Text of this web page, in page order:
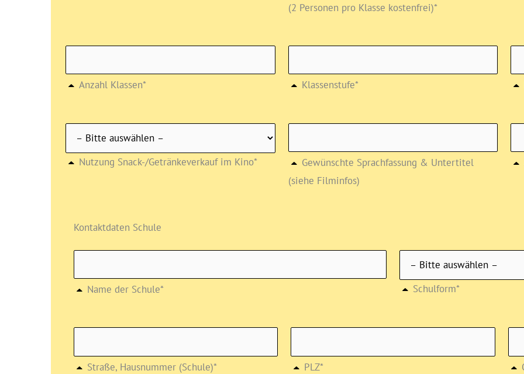
(2 Personen pro Klasse kostenfrei)*
Anzahl Klassen* Klassenstufe*
Nutzung Snack-/Getränkeverkauf im Kino*
Gewünschte Sprachfassung & Untertitel
(siehe Filminfos)
Kontaktdaten Schule
Name der Schule* Schulform*
Straße, Hausnummer (Schule)* PLZ*